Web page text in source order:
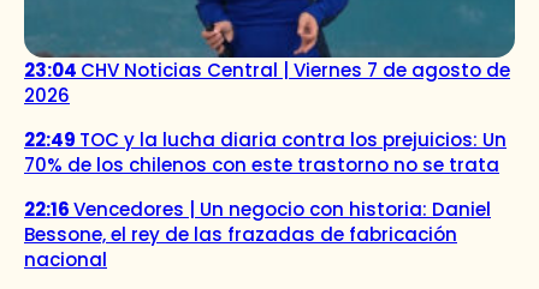
23:04 CHV Noticias Central | Viernes 7 de agosto de
2026
22:49 TOC y la lucha diaria contra los prejuicios: Un
70% de los chilenos con este trastorno no se trata
22:16Vencedores | Un negocio con historia: Daniel
Bessone, el rey de las frazadas de fabricación
nacional